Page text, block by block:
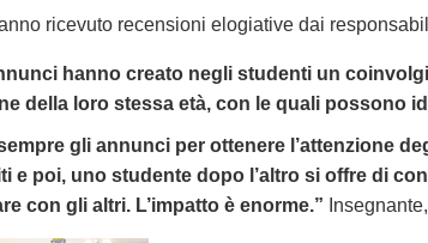
ricevuto recensioni elogiative dai
hanno creato negli studenti un
della loro stessa età, con le quali possono
gli annunci per ottenere l’attenzione
e poi, uno studente dopo l’altro si offre di
con gli altri. L’impatto è enorme.”